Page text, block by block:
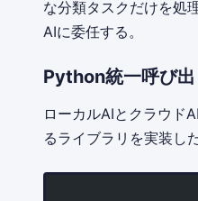
な分類タスクだけを処
AIに委任する。
Python統一呼び
ローカルAIとクラウド
るライブラリを実装した